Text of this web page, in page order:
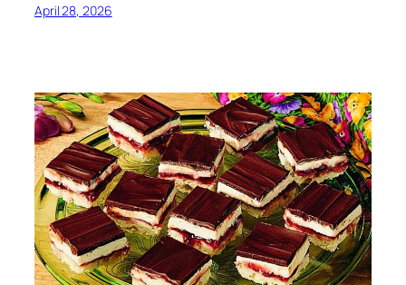
April 28, 2026